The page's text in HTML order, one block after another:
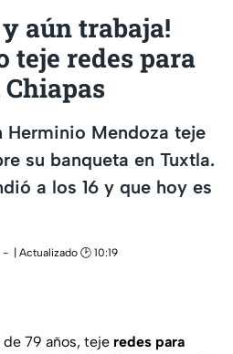
y aún trabaja!
teje redes para
Herminio Mendoza teje
su banqueta en Tuxtla.
a los 16 y que hoy es
| Actualizado 🕑 10:19
de 79 años, teje redes para